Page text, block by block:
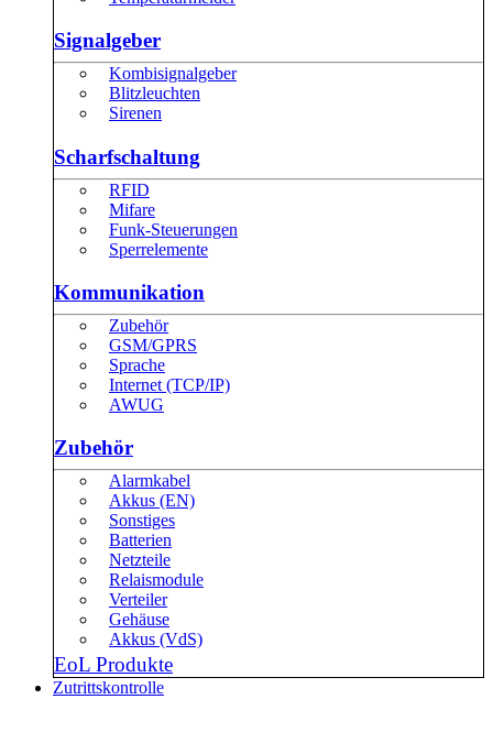
Signalgeber
Kombisignalgeber
Blitzleuchten
Sirenen
Scharfschaltung
RFID
Mifare
Funk-Steuerungen
Sperrelemente
Kommunikation
Zubehör
GSM/GPRS
Sprache
Internet (TCP/IP)
AWUG
Zubehör
Alarmkabel
Akkus (EN)
Sonstiges
Batterien
Netzteile
Relaismodule
Verteiler
Gehäuse
Akkus (VdS)
EoL Produkte
Zutrittskontrolle